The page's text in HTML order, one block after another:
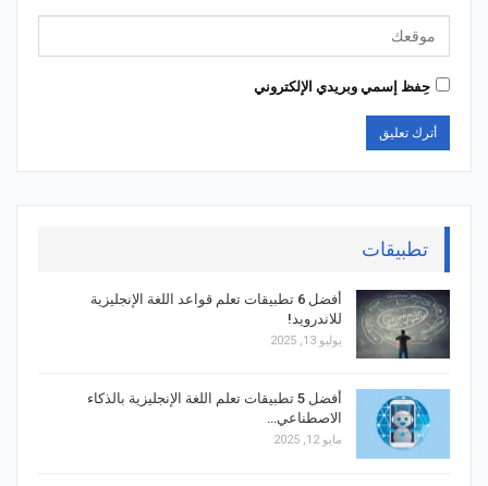
حِفظ إسمي وبريدي الإلكتروني
تطبيقات
أفضل 6 تطبيقات تعلم قواعد اللغة الإنجليزية
للاندرويد!
يوليو 13, 2025
أفضل 5 تطبيقات تعلم اللغة الإنجليزية بالذكاء
الاصطناعي…
مايو 12, 2025